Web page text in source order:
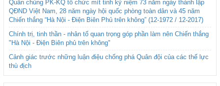
Quân chủng PK-KQ tổ chức mít tinh kỷ niệm 73 năm ngày thành lập
QĐND Việt Nam, 28 năm ngày hội quốc phòng toàn dân và 45 năm
Chiến thắng “Hà Nội - Điện Biên Phủ trên không” (12-1972 / 12-2017)
Chính trị, tinh thần - nhân tố quan trọng góp phần làm nên Chiến thắng
"Hà Nội - Điện Biên phủ trên không"
Cảnh giác trước những luận điệu chống phá Quân đội của các thế lực
thù địch